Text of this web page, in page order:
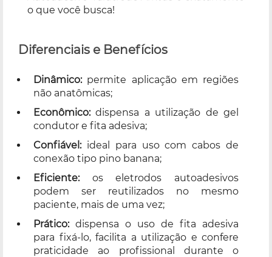
o que você busca!
Diferenciais e Benefícios
Dinâmico:permite aplicação em regiões
não anatômicas;
Econômico:dispensa a utilização de gel
condutor e fita adesiva;
Confiável:ideal para uso com cabos de
conexão tipo pino banana;
Eficiente:os eletrodos autoadesivos
podem ser reutilizados no mesmo
paciente, mais de uma vez;
Prático:dispensa o uso de fita adesiva
para fixá-lo, facilita a utilização e confere
praticidade ao profissional durante o